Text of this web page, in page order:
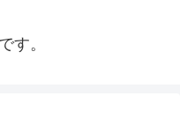
す。